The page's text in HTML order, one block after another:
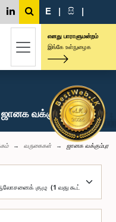
E | සි |
எனது பாராளுமன்றம்
இங்கே உள்நுழைக
வக்கும்புர, பா.உ.
வருகைகள் ஜானக வக்கும்புர